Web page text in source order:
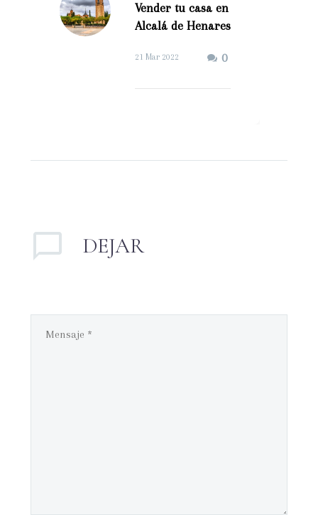
Vender tu casa en
Alcalá de Henares
0
21 Mar 2022
DEJAR